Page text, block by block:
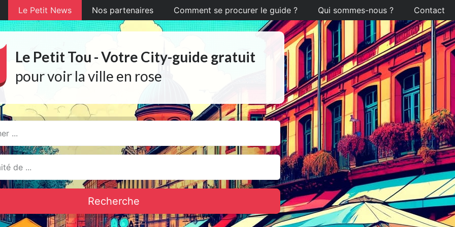
Le Petit News Nos partenaires Comment se procurer le guide ? Qui sommes-nous ? Contact
Le Petit Tou - Votre City-guide gratuit
pour voir la ville en rose
Recherche